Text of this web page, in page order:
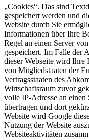
„Cookies“. Das sind
gespeichert werden und
Website durch Sie
Informationen über Ihre
Regel an einen Server
gespeichert. Im Falle der
dieser Webseite wird Ihre
von Mitgliedstaaten der
Vertragsstaaten des
Wirtschaftsraum zuvor
volle IP-Adresse an
übertragen und dort
Website wird Google
Nutzung der Website
Websiteaktivitäten